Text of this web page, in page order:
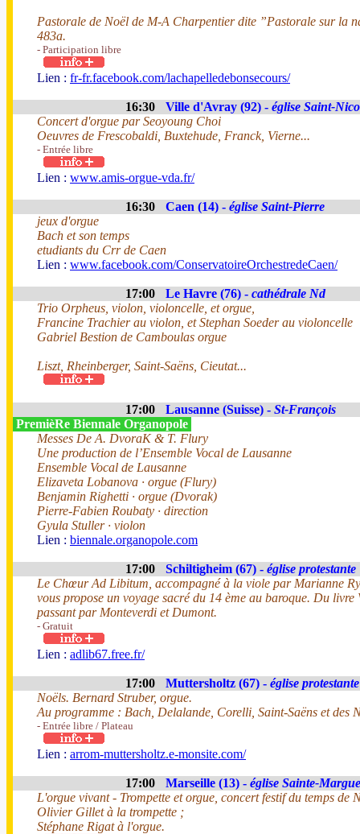
Pastorale de Noël de M-A Charpentier dite ”Pastorale sur la
483a.
- Participation libre
Lien : fr-fr.facebook.com/lachapelledebonsecours/
16:30 Ville d'Avray (92) - église Saint-
Concert d'orgue par Seoyoung Choi
Oeuvres de Frescobaldi, Buxtehude, Franck, Vierne...
- Entrée libre
Lien : www.amis-orgue-vda.fr/
16:30 Caen (14) - église Saint-Pierre
jeux d'orgue
Bach et son temps
etudiants du Crr de Caen
Lien : www.facebook.com/ConservatoireOrchestredeCaen/
17:00 Le Havre (76) - cathédrale Nd
Trio Orpheus, violon, violoncelle, et orgue,
Francine Trachier au violon, et Stephan Soeder au violoncelle
Gabriel Bestion de Camboulas orgue
Liszt, Rheinberger, Saint-Saëns, Cieutat...
17:00 Lausanne (Suisse) - St-François
PremièRe Biennale Organopole
Messes De A. DvoraK & T. Flury
Une production de l’Ensemble Vocal de Lausanne
Ensemble Vocal de Lausanne
Elizaveta Lobanova · orgue (Flury)
Benjamin Righetti · orgue (Dvorak)
Pierre-Fabien Roubaty · direction
Gyula Stuller · violon
Lien : biennale.organopole.com
17:00 Schiltigheim (67) - église protestante
Le Chœur Ad Libitum, accompagné à la viole par Marianne
vous propose un voyage sacré du 14 ème au baroque. Du
passant par Monteverdi et Dumont.
- Gratuit
Lien : adlib67.free.fr/
17:00 Muttersholtz (67) - église protestante
Noëls. Bernard Struber, orgue.
Au programme : Bach, Delalande, Corelli, Saint-Saëns et des
- Entrée libre / Plateau
Lien : arrom-muttersholtz.e-monsite.com/
17:00 Marseille (13) - église Sainte-
L'orgue vivant - Trompette et orgue, concert festif du temps de
Olivier Gillet à la trompette ;
Stéphane Rigat à l'orgue.